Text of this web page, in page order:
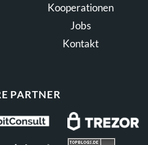
Kooperationen
Jobs
Kontakt
PARTNER